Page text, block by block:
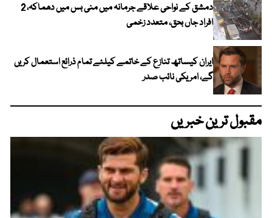
دمشق کے نواحی علاقے جرمانہ میں منی بس میں دھماکہ، 2
افراد جاں بحق، متعدد زخمی
ایران کیساتھ تنازع کے خاتمے کیلئے تمام ذرائع استعمال کریں
گے، امریکی نائب صدر
مقبول ترین خبریں